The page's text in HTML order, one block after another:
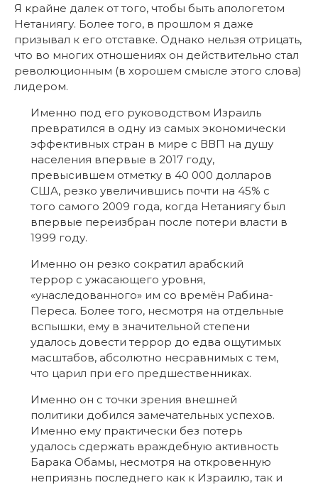
Я крайне далек от того, чтобы быть апологетом
Нетаниягу. Более того, в прошлом я даже
призывал к его отставке. Однако нельзя отрицать,
что во многих отношениях он действительно стал
революционным (в хорошем смысле этого слова)
лидером.
Именно под его руководством Израиль
превратился в одну из самых экономически
эффективных стран в мире с ВВП на душу
населения впервые в 2017 году,
превысившем отметку в 40 000 долларов
США, резко увеличившись почти на 45% с
того самого 2009 года, когда Нетаниягу был
впервые переизбран после потери власти в
1999 году.
Именно он резко сократил арабский
террор с ужасающего уровня,
«унаследованного» им со времён Рабина-
Переса. Более того, несмотря на отдельные
вспышки, ему в значительной степени
удалось довести террор до едва ощутимых
масштабов, абсолютно несравнимых с тем,
что царил при его предшественниках.
Именно он с точки зрения внешней
политики добился замечательных успехов.
Именно ему практически без потерь
удалось сдержать враждебную активность
Барака Обамы, несмотря на откровенную
неприязнь последнего как к Израилю, так и